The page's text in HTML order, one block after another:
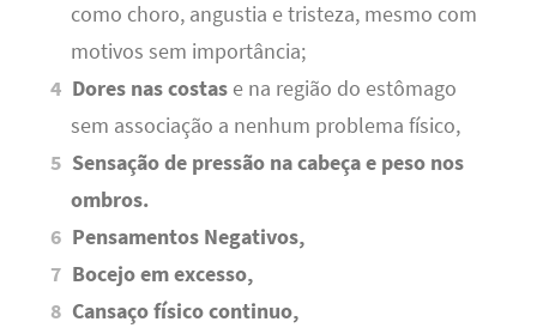
como choro, angustia e tristeza, mesmo com
motivos sem importância;
Dores nas costas e na região do estômago
sem associação a nenhum problema físico,
Sensação de pressão na cabeça e peso nos
ombros.
Pensamentos Negativos,
Bocejo em excesso,
Cansaço físico continuo,